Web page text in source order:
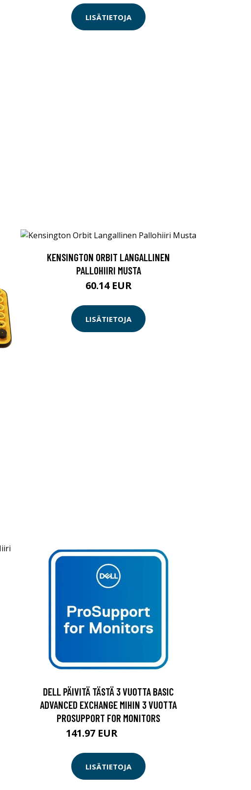
LISÄTIETOJA
KENSINGTON ORBIT LANGALLINEN
PALLOHIIRI MUSTA
60.14 EUR
LISÄTIETOJA
DELL PÄIVITÄ TÄSTÄ 3 VUOTTA BASIC
ADVANCED EXCHANGE MIHIN 3 VUOTTA
PROSUPPORT FOR MONITORS
141.97 EUR
LISÄTIETOJA